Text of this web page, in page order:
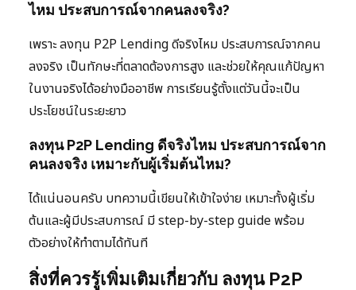
ไหม ประสบการณ์จากคนลงจริง?
เพราะ ลงทุน P2P Lending ดีจริงไหม ประสบการณ์จากคน
ลงจริง เป็นทักษะที่ตลาดต้องการสูง และช่วยให้คุณแก้ปัญหา
ในงานจริงได้อย่างมืออาชีพ การเรียนรู้ตั้งแต่วันนี้จะเป็น
ประโยชน์ในระยะยาว
ลงทุน P2P Lending ดีจริงไหม ประสบการณ์จาก
คนลงจริง เหมาะกับผู้เริ่มต้นไหม?
ได้แน่นอนครับ บทความนี้เขียนให้เข้าใจง่าย เหมาะทั้งผู้เริ่ม
ต้นและผู้มีประสบการณ์ มี step-by-step guide พร้อม
ตัวอย่างให้ทำตามได้ทันที
สิ่งที่ควรรู้เพิ่มเติมเกี่ยวกับ ลงทุน P2P